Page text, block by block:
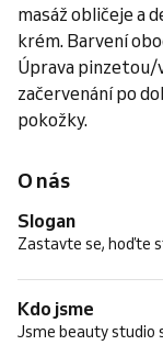
masáž obličeje a
krém. Barvení
Úprava pinzetou/
začervenání po
pokožky.
O nás
Slogan
Zastavte se, hoďte
Kdo jsme
Jsme beauty studio